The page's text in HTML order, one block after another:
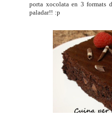
porta xocolata en 3 formats
paladar!! :p